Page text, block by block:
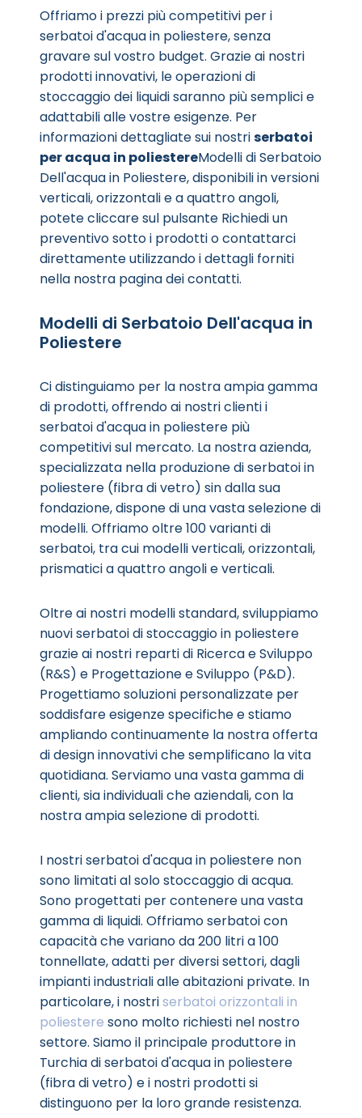
Offriamo i prezzi più competitivi per i
serbatoi d'acqua in poliestere, senza
gravare sul vostro budget. Grazie ai nostri
prodotti innovativi, le operazioni di
stoccaggio dei liquidi saranno più semplici e
adattabili alle vostre esigenze. Per
informazioni dettagliate sui nostriserbatoi
per acqua in poliestereModelli di Serbatoio
Dell'acqua in Poliestere, disponibili in versioni
verticali, orizzontali e a quattro angoli,
potete cliccare sul pulsante Richiedi un
preventivo sotto i prodotti o contattarci
direttamente utilizzando i dettagli forniti
nella nostra pagina dei contatti.
Modelli di Serbatoio Dell'acqua in
Poliestere
Ci distinguiamo per la nostra ampia gamma
di prodotti, offrendo ai nostri clienti i
serbatoi d'acqua in poliestere più
competitivi sul mercato. La nostra azienda,
specializzata nella produzione di serbatoi in
poliestere (fibra di vetro) sin dalla sua
fondazione, dispone di una vasta selezione di
modelli. Offriamo oltre 100 varianti di
serbatoi, tra cui modelli verticali, orizzontali,
prismatici a quattro angoli e verticali.
Oltre ai nostri modelli standard, sviluppiamo
nuovi serbatoi di stoccaggio in poliestere
grazie ai nostri reparti di Ricerca e Sviluppo
(R&S) e Progettazione e Sviluppo (P&D).
Progettiamo soluzioni personalizzate per
soddisfare esigenze specifiche e stiamo
ampliando continuamente la nostra offerta
di design innovativi che semplificano la vita
quotidiana. Serviamo una vasta gamma di
clienti, sia individuali che aziendali, con la
nostra ampia selezione di prodotti.
I nostri serbatoi d'acqua in poliestere non
sono limitati al solo stoccaggio di acqua.
Sono progettati per contenere una vasta
gamma di liquidi. Offriamo serbatoi con
capacità che variano da 200 litri a 100
tonnellate, adatti per diversi settori, dagli
impianti industriali alle abitazioni private. In
particolare, i nostriserbatoi orizzontali in
poliestere sono molto richiesti nel nostro
settore. Siamo il principale produttore in
Turchia di serbatoi d'acqua in poliestere
(fibra di vetro) e i nostri prodotti si
distinguono per la loro grande resistenza.